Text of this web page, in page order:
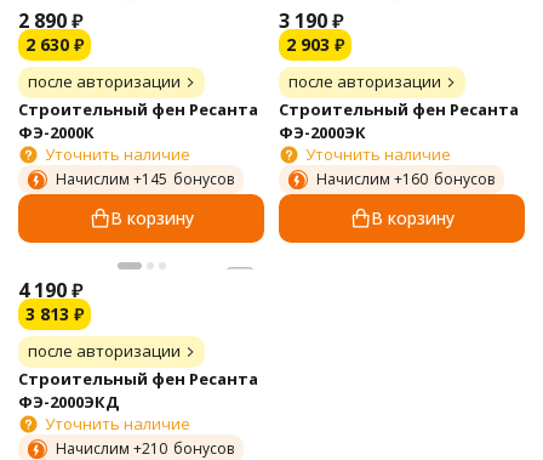
2 890₽
2 630 ₽
после авторизации
Строительный фен Ресанта
ФЭ-2000К
Уточнить наличие
Начислим +145 бонусов
В корзину
3 190₽
2 903 ₽
после авторизации
Строительный фен Ресанта
ФЭ-2000ЭК
Уточнить наличие
Начислим +160 бонусов
В корзину
4 190₽
3 813 ₽
после авторизации
Строительный фен Ресанта
ФЭ-2000ЭКД
Уточнить наличие
Начислим +210 бонусов